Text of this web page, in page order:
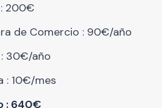
200€
de Comercio : 90€/año
30€/año
: 10€/mes
: 640€